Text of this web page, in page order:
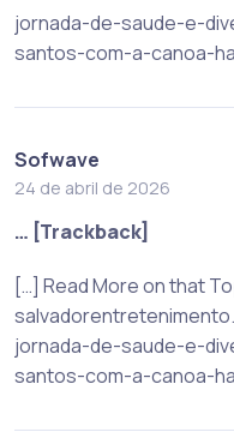
jornada-de-saude-e-
santos-com-a-canoa-
Sofwave
24 de abril de 2026
… [Trackback]
[…] Read More on that
jornada-de-saude-e-
santos-com-a-canoa-